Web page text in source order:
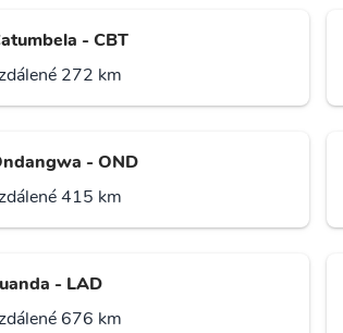
- CBT
272 km
- OND
415 km
- LAD
676 km